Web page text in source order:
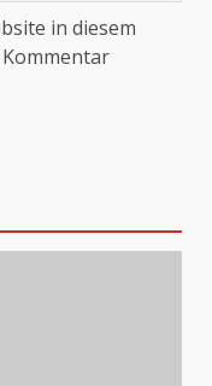
in diesem